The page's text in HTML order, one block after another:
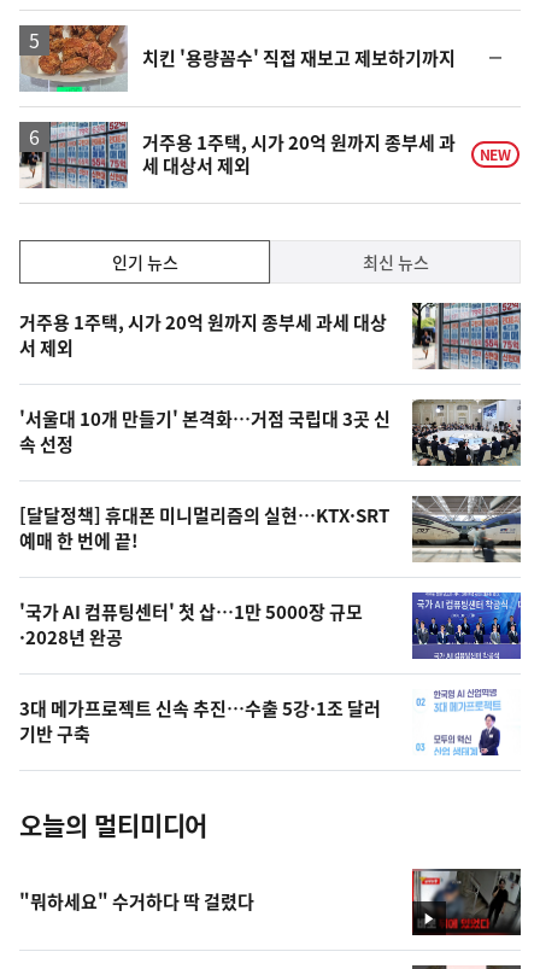
치킨 '용량꼼수' 직접 재보고 제보하기까지
일
거주용 1주택, 시가 20억 원까지 종부세 과
세 대상서 제외
NEW
기,
최
신,
오
늘
의
영
상
오
의
사
진
인기 뉴스 최신 뉴스
기
뉴
스
거주용 1주택, 시가 20억 원까지 종부세 과세 대상
서 제외
'서울대 10개 만들기' 본격화…거점 국립대 3곳 신
속 선정
[달달정책] 휴대폰 미니멀리즘의 실현…KTX·SRT
예매 한 번에 끝!
'국가 AI 컴퓨팅센터' 첫 삽…1만 5000장 규모
·2028년 완공
3대 메가프로젝트 신속 추진…수출 5강·1조 달러
기반 구축
오늘의 멀티미디어
영
상
"뭐하세요" 수거하다 딱 걸렸다